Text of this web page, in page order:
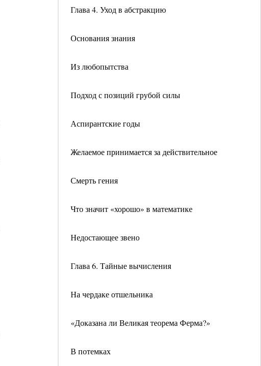
Глава 4. Уход в абстракцию
Основания знания
Из любопытства
Подход с позиций грубой силы
Аспирантские годы
Желаемое принимается за действительное
Смерть гения
Что значит «хорошо» в математике
Недостающее звено
Глава 6. Тайные вычисления
На чердаке отшельника
«Доказана ли Великая теорема Ферма?»
В потемках